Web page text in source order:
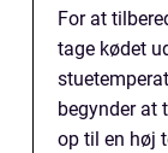
For at
tage kødet
begynder at
op til en høj